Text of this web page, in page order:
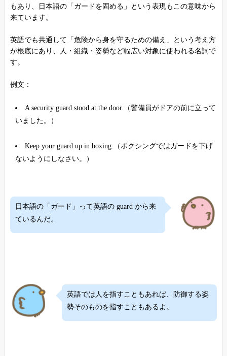
もあり、日本語の「ガードを固める」という表現もこの意味から
来ています。
英語でも共通して「危険から身を守るための備え」という考え方
が根底にあり、人・組織・姿勢など幅広い対象に使われる名詞で
す。
例文：
A security guard stood at the door.（警備員がドアの前に立って
いました。）
Keep your guard up in boxing.（ボクシングではガードを下げ
ないようにしなさい。）
日本語の「ガード」って英語の guard から来
ているんだ。
英語では人を指すこともあれば、防御する姿
勢そのものを指すこともあるよ。